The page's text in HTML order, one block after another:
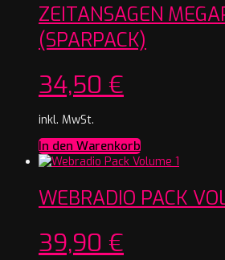
ZEITANSAGEN
(SPARPACK)
34,50 €
inkl. MwSt.
In den Warenkorb
WEBRADIO PACK
39,90 €